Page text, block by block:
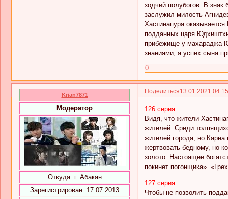
зодчий полубогов. В
заслужил милость
Хастинапура
подданных царя
прибежище у махараджа
знаниями, а успех сына
0
Поделиться13.01.2021
Krian7871
Модератор
Откуда: г. Абакан
Зарегистрирован: 17.07.2013
126 серия
Видя, что жители
жителей. Среди
жителей города, но
жертвовать бедному, но
золото. Настоящее
покинет погонщика».
127 серия
Чтобы не позволить